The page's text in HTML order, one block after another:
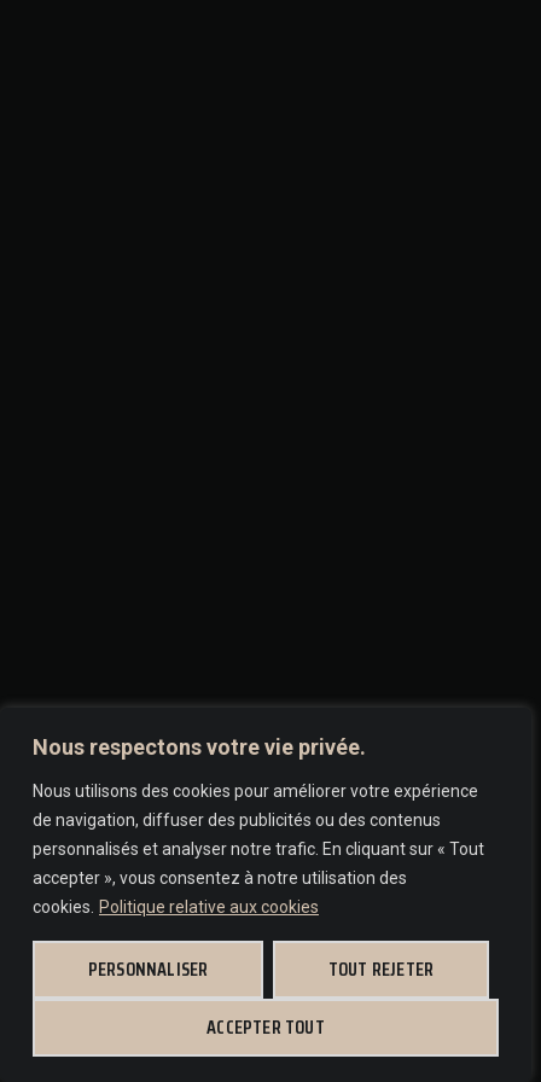
Nous respectons votre vie privée.
Nous utilisons des cookies pour améliorer votre expérience
de navigation, diffuser des publicités ou des contenus
personnalisés et analyser notre trafic. En cliquant sur « Tout
accepter », vous consentez à notre utilisation des
cookies.
Politique relative aux cookies
PERSONNALISER
TOUT REJETER
ACCEPTER TOUT